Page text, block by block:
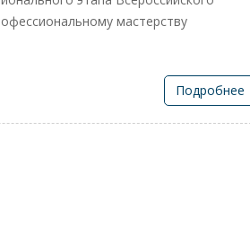
мастерству
Подробнее